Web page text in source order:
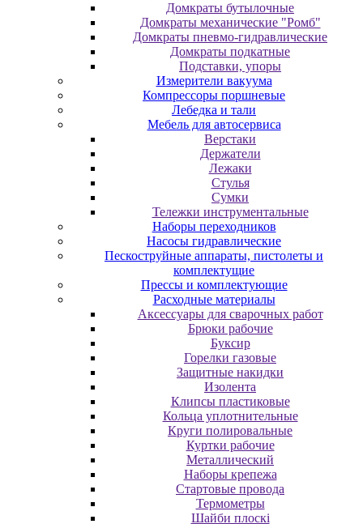
Домкраты бутылочные
Домкраты механические "Ромб"
Домкраты пневмо-гидравлические
Домкраты подкатные
Подставки, упоры
Измерители вакуума
Компрессоры поршневые
Лебедка и тали
Мебель для автосервиса
Верстаки
Держатели
Лежаки
Стулья
Сумки
Тележки инструментальные
Наборы переходников
Насосы гидравлические
Пескоструйные аппараты, пистолеты и
комплектущие
Прессы и комплектующие
Расходные материалы
Аксессуары для сварочных работ
Брюки рабочие
Буксир
Горелки газовые
Защитные накидки
Изолента
Клипсы пластиковые
Кольца уплотнительные
Круги полировальные
Куртки рабочие
Металлический
Наборы крепежа
Стартовые провода
Термометры
Шайби плоскі